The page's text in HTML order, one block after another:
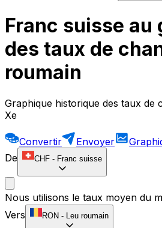
Franc suisse au
des taux de
roumain
Graphique historique des taux de
Xe
Convertir Envoyer
De
CHF - Franc suisse
Nous utilisons le taux moyen du
Vers
RON - Leu roumain